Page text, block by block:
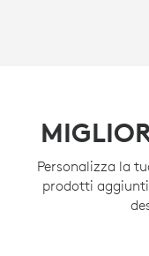
Semplifica la
soluzioni
su Android o in
come opzioni di
Personalizza la
prodotti